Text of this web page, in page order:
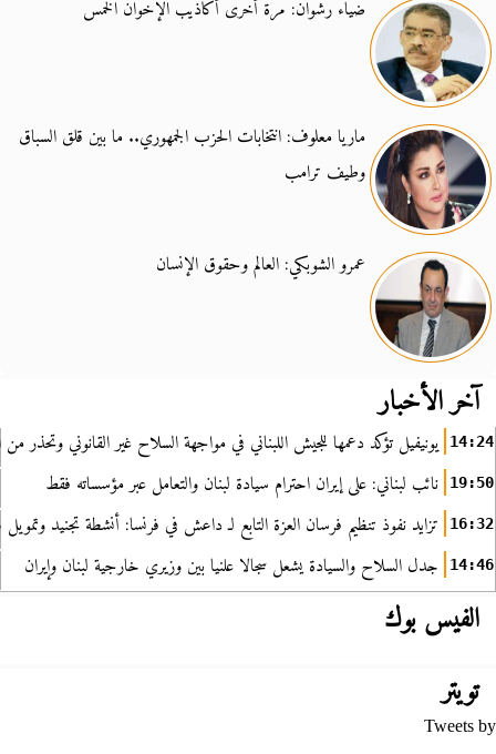
ضياء رشوان: مرة أخرى أكاذيب الإخوان الخمس
ماريا معلوف: انتخابات الحزب الجمهوري.. ما بين قلق السباق
وطيف ترامب
عمرو الشوبكي: العالم وحقوق الإنسان
آخر الأخبار
14:24 يونيفيل تؤكد دعمها للجيش اللبناني في مواجهة السلاح غير القانوني وتحذر من
19:50 نائب لبناني: على إيران احترام سيادة لبنان والتعامل عبر مؤسساته فقط
16:32 تزايد نفوذ تنظيم فرسان العزة التابع لـ داعش في فرنسا: أنشطة تجنيد
14:46 جدل السلاح والسيادة يشعل سجالا علنيا بين وزيري خارجية لبنان وإيران
الفيس بوك
تويتر
Tweets by